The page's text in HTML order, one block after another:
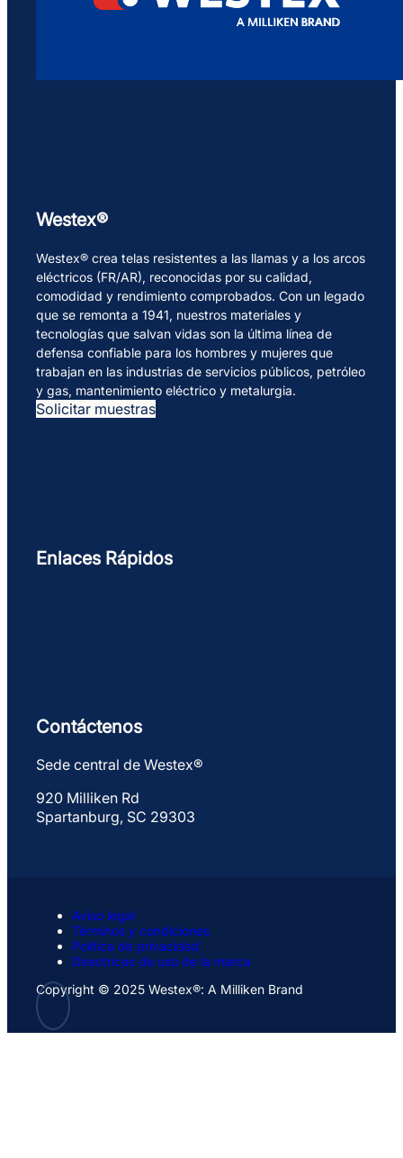
Westex®
Westex® crea telas resistentes a las llamas y a los arcos
eléctricos (FR/AR), reconocidas por su calidad,
comodidad y rendimiento comprobados. Con un legado
que se remonta a 1941, nuestros materiales y
tecnologías que salvan vidas son la última línea de
defensa confiable para los hombres y mujeres que
trabajan en las industrias de servicios públicos, petróleo
y gas, mantenimiento eléctrico y metalurgia.
Solicitar muestras
Enlaces Rápidos
Contáctenos
Sede central de Westex®
920 Milliken Rd
Spartanburg, SC 29303
Aviso legal
Términos y condiciones
Política de privacidad
Directrices de uso de la marca
Copyright © 2025 Westex®: A Milliken Brand